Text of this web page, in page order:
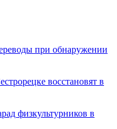
при обнаружении
восстановят в
физкультурников в